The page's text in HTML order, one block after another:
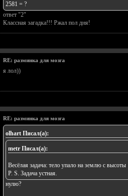
2581 = ?
ответ "2"
Классная загадка!!! Ржал пол дня!
RE: разминка для мозга
я лол))
RE: разминка для мозга
olhart Писал(а):
metr Писал(а):
Весёлая задача: тело упало на землю с
P. S. Задача устная.
нулю?